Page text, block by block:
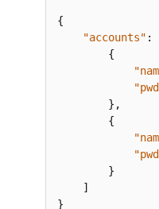
{
"accounts" :
{
} ,
{
}
]
}